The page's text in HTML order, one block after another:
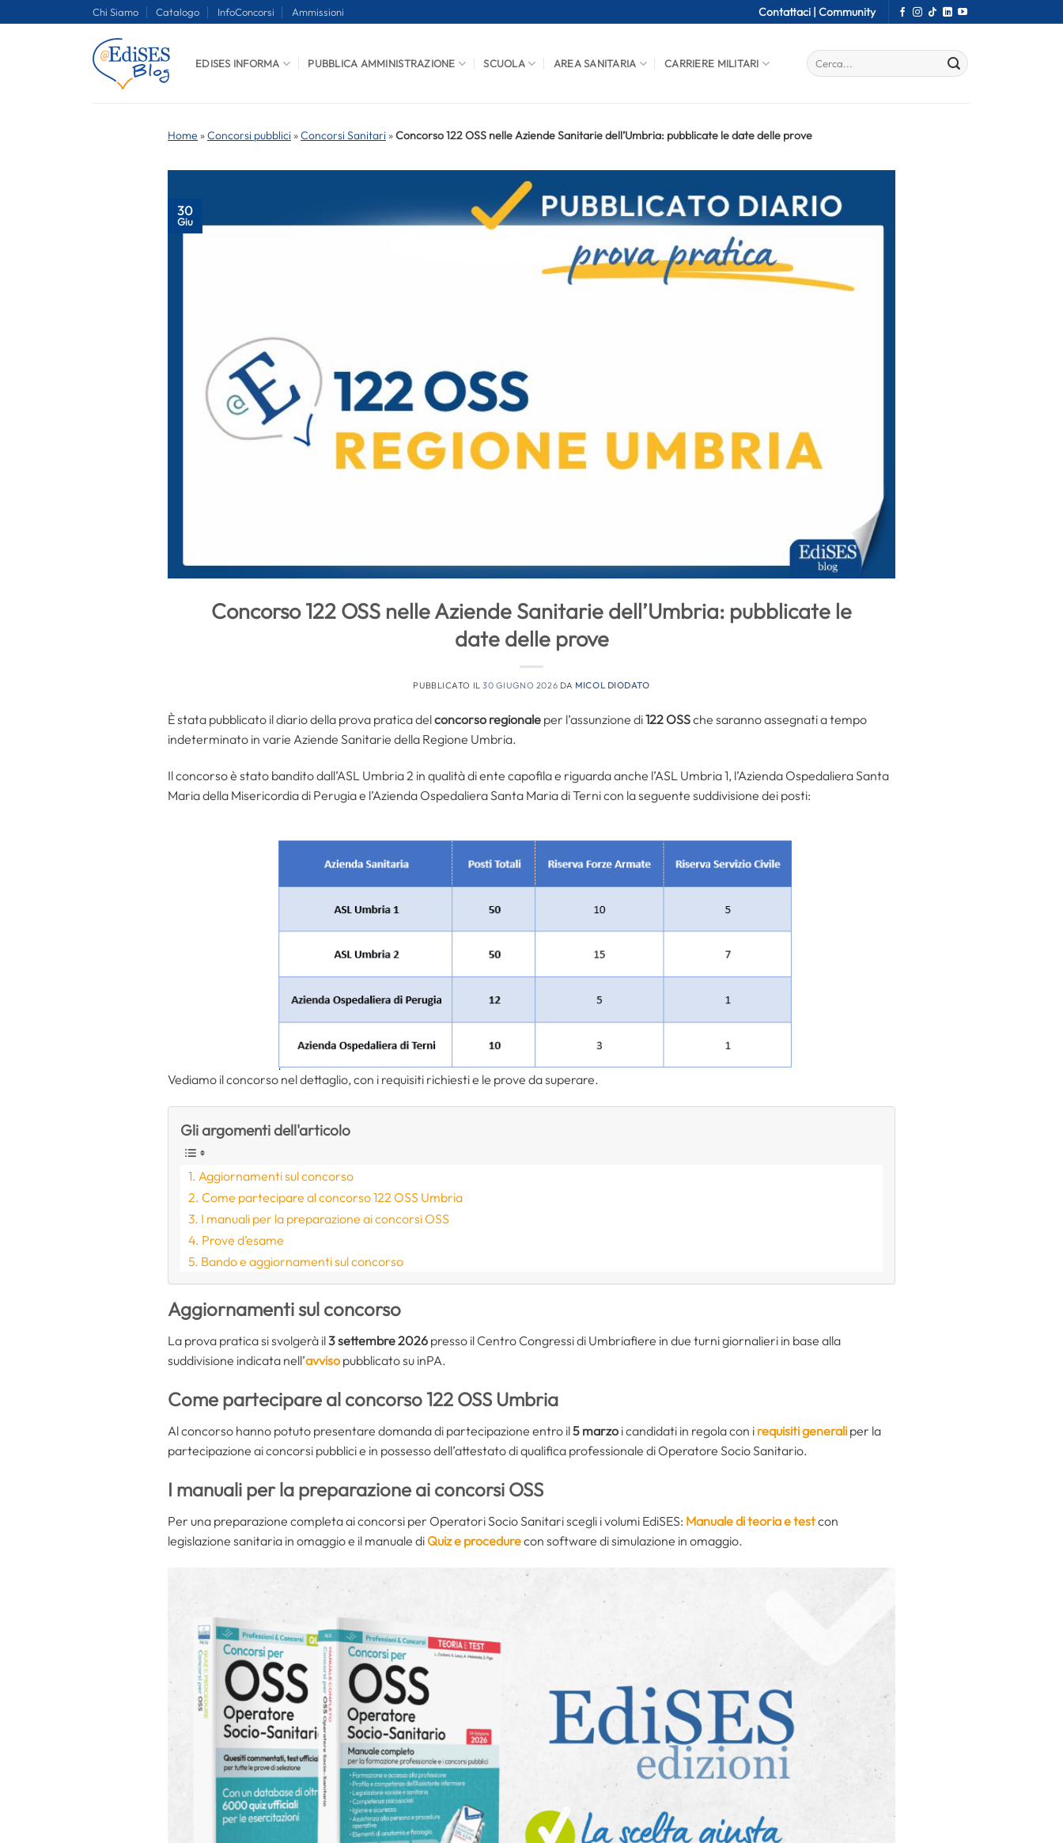
Chi Siamo Catalogo InfoConcorsi Ammissioni Contattaci | Community
EDISES INFORMA PUBBLICA AMMINISTRAZIONE SCUOLA AREA SANITARIA CARRIERE MILITARI
Home »Concorsi pubblici »Concorsi Sanitari »Concorso 122 OSS nelle Aziende Sanitarie dell’Umbria: pubblicate le date delle prove
30
Giu
Concorso 122 OSS nelle Aziende Sanitarie dell’Umbria: pubblicate le
date delle prove
PUBBLICATO IL30 GIUGNO 2026 DA MICOL DIODATO
È stata pubblicato il diario della prova pratica delconcorso regionale per l’assunzione di122 OSSche saranno assegnati a tempo
indeterminato in varie Aziende Sanitarie della Regione Umbria.
Il concorso è stato bandito dall’ASL Umbria 2 in qualità di ente capofila e riguarda anche l’ASL Umbria 1, l’Azienda Ospedaliera Santa
Maria della Misericordia di Perugia e l’Azienda Ospedaliera Santa Maria di Terni con la seguente suddivisione dei posti:
Vediamo il concorso nel dettaglio, con i requisiti richiesti e le prove da superare.
Gli argomenti dell'articolo
Aggiornamenti sul concorso
Come partecipare al concorso 122 OSS Umbria
I manuali per la preparazione ai concorsi OSS
Prove d’esame
Bando e aggiornamenti sul concorso
Aggiornamenti sul concorso
La prova pratica si svolgerà il3 settembre 2026 presso il Centro Congressi di Umbriafiere in due turni giornalieri in base alla
suddivisione indicata nell’avviso pubblicato su inPA.
Come partecipare al concorso 122 OSS Umbria
Al concorso hanno potuto presentare domanda di partecipazione entro il5 marzo i candidati in regola con i requisiti generali per la
partecipazione ai concorsi pubblici e in possesso dell’attestato di qualifica professionale di Operatore Socio Sanitario.
I manuali per la preparazione ai concorsi OSS
Per una preparazione completa ai concorsi per Operatori Socio Sanitari scegli i volumi EdiSES: Manuale di teoria e testcon
legislazione sanitaria in omaggio e il manuale diQuiz e procedurecon software di simulazione in omaggio.